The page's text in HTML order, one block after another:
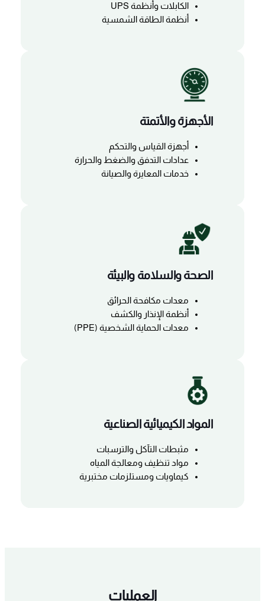
الكابلات وأنظمة UPS
أنظمة الطاقة الشمسية
الأجهزة والأتمتة
أجهزة القياس والتحكم
عدادات التدفق والضغط والحرارة
خدمات المعايرة والصيانة
الصحة والسلامة والبيئة
معدات مكافحة الحرائق
أنظمة الإنذار والكشف
معدات الحماية الشخصية (PPE)
المواد الكيميائية الصناعية
مثبطات التآكل والترسبات
مواد تنظيف ومعالجة المياه
كيماويات ومستلزمات مختبرية
العمليات